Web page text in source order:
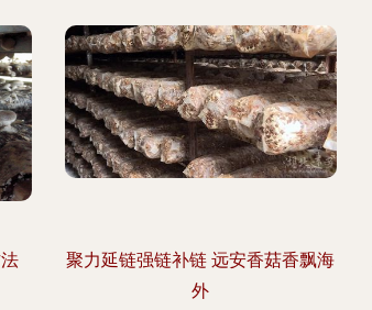
聚力延链强链补链 远安香菇香飘海
外